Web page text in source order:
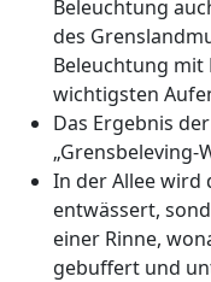
Beleuchtung
des
Beleuchtung mit
wichtigsten
Das Ergebnis
„Grensbeleving-
In der Allee wird
entwässert,
einer Rinne,
gebuffert und